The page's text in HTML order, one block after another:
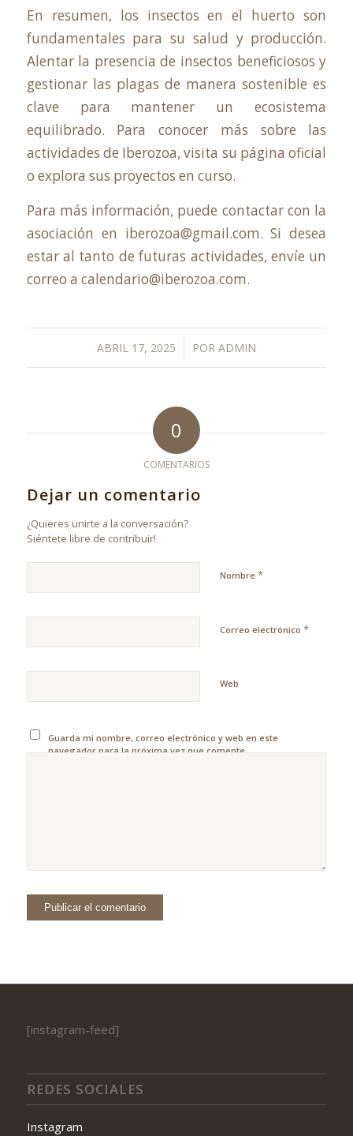
En resumen, los insectos en el huerto son
fundamentales para su salud y producción.
Alentar la presencia de insectos beneficiosos y
gestionar las plagas de manera sostenible es
clave para mantener un ecosistema
equilibrado. Para conocer más sobre las
actividades de Iberozoa, visita su página oficial
o explora sus proyectos en curso.
Para más información, puede contactar con la
asociación en iberozoa@gmail.com. Si desea
estar al tanto de futuras actividades, envíe un
correo a calendario@iberozoa.com.
ABRIL 17, 2025
/ POR ADMIN
0
COMENTARIOS
Dejar un comentario
¿Quieres unirte a la conversación?
Siéntete libre de contribuir!
Nombre *
Correo electrónico *
Web
Guarda mi nombre, correo electrónico y web en este
navegador para la próxima vez que comente.
[instagram-feed]
REDES SOCIALES
Instagram